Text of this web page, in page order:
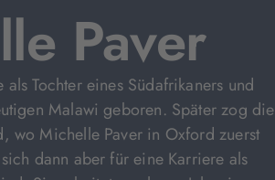
Paver
Tochter eines Südafrikaners und
Malawi geboren. Später zog die
wo Michelle Paver in Oxford zuerst
dann aber für eine Karriere als